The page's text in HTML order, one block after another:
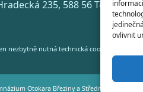
ovlivnit
235, 588 56 Telč
nezbytně nutná technická cookies.
Otokara Březiny a Střední odborná